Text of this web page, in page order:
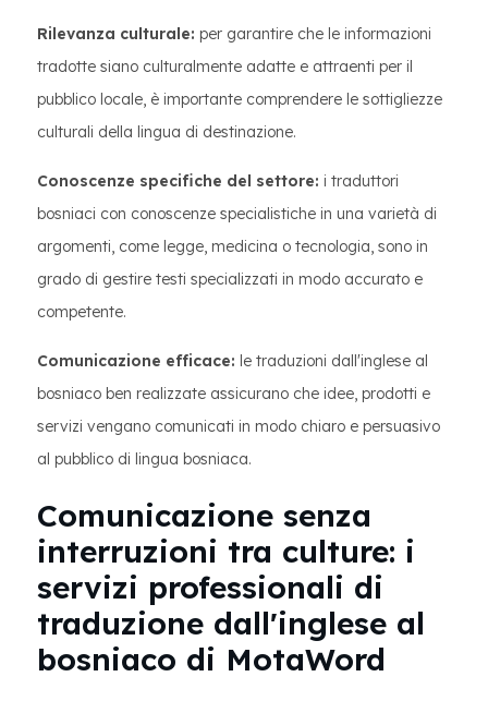
Rilevanza culturale: per garantire che le informazioni
tradotte siano culturalmente adatte e attraenti per il
pubblico locale, è importante comprendere le sottigliezze
culturali della lingua di destinazione.
Conoscenze specifiche del settore: i traduttori
bosniaci con conoscenze specialistiche in una varietà di
argomenti, come legge, medicina o tecnologia, sono in
grado di gestire testi specializzati in modo accurato e
competente.
Comunicazione efficace: le traduzioni dall'inglese al
bosniaco ben realizzate assicurano che idee, prodotti e
servizi vengano comunicati in modo chiaro e persuasivo
al pubblico di lingua bosniaca.
Comunicazione senza
interruzioni tra culture: i
servizi professionali di
traduzione dall'inglese al
bosniaco di MotaWord